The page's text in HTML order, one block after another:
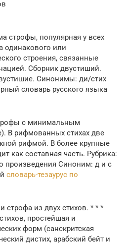
строфы, популярная у всех
одинакового или
строения, связанные
Сборник двустиший.
Синонимы: ди/стих
словарь русского языка
с минимальным
В рифмованных стихах две
рифмой. В более крупные
как составная часть. Рубрика:
произведения Синоним: д и с
словарь-тезаурус по
строфа из двух стихов. * * *
простейшая и
форм (санскритская
дистих, арабский бейт и